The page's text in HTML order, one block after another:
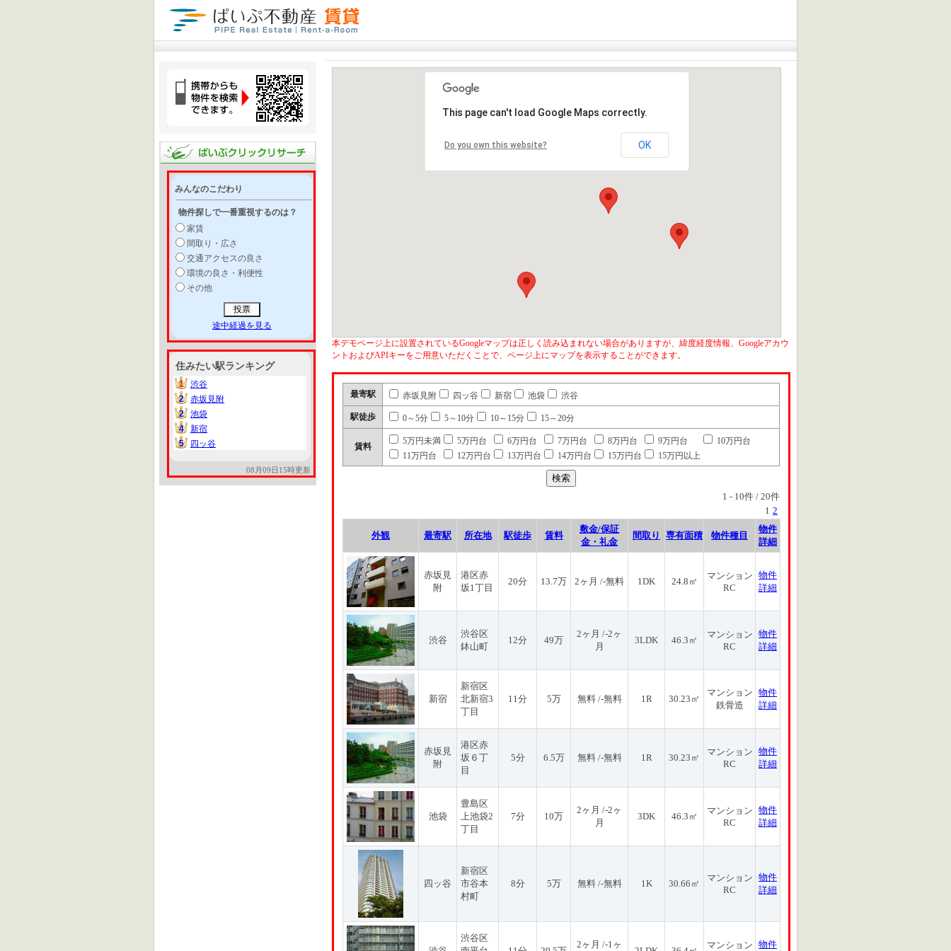
みんなのこだわり
物件探しで一番重視するのは？
家賃
間取り・広さ
交通アクセスの良さ
環境の良さ・利便性
その他
途中経過を見る
住みたい駅ランキング
1
1
渋谷
2
2
赤坂見附
2
2
池袋
4
4
新宿
5
5 四ッ谷
08月09日15時更新
This page can't load Google Maps correctly.
Do you own this website? OK
本デモページ上に設置されているGoogleマップは正しく読み込まれない場合がありますが、緯度経度情報、Googleアカウ
ントおよびAPIキーをご用意いただくことで、ページ上にマップを表示することができます。
最寄駅 赤坂見附 四ッ谷 新宿 池袋 渋谷
駅徒歩 0～5分 5～10分 10～15分 15～20分
賃料
5万円未満 5万円台 6万円台 7万円台 8万円台 9万円台
10万円台
11万円台
12万円台 13万円台 14万円台 15万円台 15万円以上
1 - 10件 / 20件
1 2
外観 最寄駅 所在地 駅徒歩 賃料
敷金/保証
金・礼金
間取り 専有面積 物件種目
物件
詳細
赤坂見
附
港区赤
坂1丁目
20分 13.7万 2ヶ月 /-無料 1DK 24.8㎡
マンション
RC
物件
詳細
渋谷
渋谷区
鉢山町
12分 49万
2ヶ月 /-2ヶ
月
3LDK 46.3㎡
マンション
RC
物件
詳細
新宿
新宿区
北新宿3
丁目
11分 5万 無料 /-無料 1R 30.23㎡
マンション
鉄骨造
物件
詳細
赤坂見
附
港区赤
坂６丁
目
5分 6.5万 無料 /-無料 1R 30.23㎡
マンション
RC
物件
詳細
池袋
豊島区
上池袋2
丁目
7分 10万
2ヶ月 /-2ヶ
月
3DK 46.3㎡
マンション
RC
物件
詳細
四ッ谷
新宿区
市谷本
村町
8分 5万 無料 /-無料 1K 30.66㎡
マンション
RC
物件
詳細
渋谷区
2ヶ月 /-1ヶ マンション 物件